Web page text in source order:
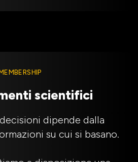
scientifici
dipende dalla
su cui si basano.